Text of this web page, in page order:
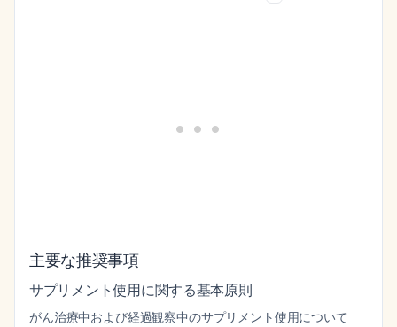
主要な推奨事項
サプリメント使用に関する基本原則
がん治療中および経過観察中のサプリメント使用について